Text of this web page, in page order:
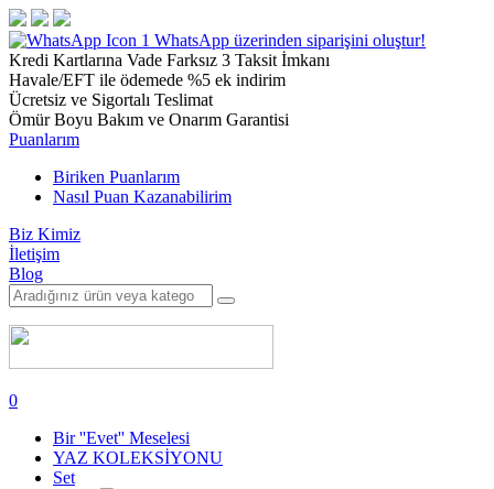
1 WhatsApp üzerinden siparişini oluştur!
Kredi Kartlarına Vade Farksız 3 Taksit İmkanı
Havale/EFT ile ödemede %5 ek indirim
Ücretsiz ve Sigortalı Teslimat
Ömür Boyu Bakım ve Onarım Garantisi
Puanlarım
Biriken Puanlarım
Nasıl Puan Kazanabilirim
Biz Kimiz
İletişim
Blog
0
Bir ''Evet'' Meselesi
YAZ KOLEKSİYONU
Set